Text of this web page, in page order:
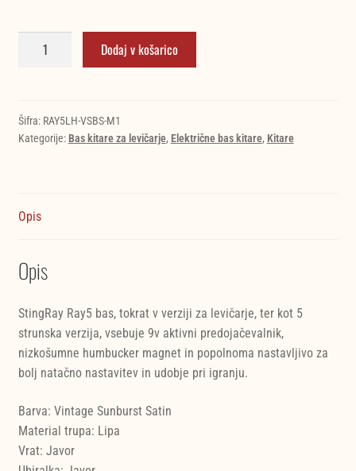
STERLING
HANDED
Vintage
strunska
kitara
količina
Dodaj v košarico
Šifra: RAY5LH-VSBS-M1
Kategorije: Bas kitare za levičarje, Električne bas kitare, Kitare
Opis
Opis
StingRay Ray5 bas, tokrat v verziji za levičarje, ter kot 5
strunska verzija, vsebuje 9v aktivni predojačevalnik,
nizkošumne humbucker magnet in popolnoma nastavljivo za
bolj natačno nastavitev in udobje pri igranju.
Barva: Vintage Sunburst Satin
Material trupa: Lipa
Vrat: Javor